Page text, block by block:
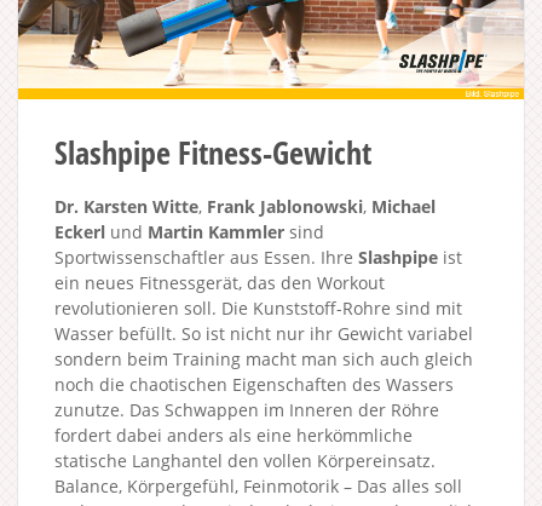
Slashpipe Fitness-Gewicht
Dr. Karsten Witte, Frank Jablonowski, Michael
Eckerl und Martin Kammler sind
Sportwissenschaftler aus Essen. Ihre Slashpipe ist
ein neues Fitnessgerät, das den Workout
revolutionieren soll. Die Kunststoff-Rohre sind mit
Wasser befüllt. So ist nicht nur ihr Gewicht variabel
sondern beim Training macht man sich auch gleich
noch die chaotischen Eigenschaften des Wassers
zunutze. Das Schwappen im Inneren der Röhre
fordert dabei anders als eine herkömmliche
statische Langhantel den vollen Körpereinsatz.
Balance, Körpergefühl, Feinmotorik – Das alles soll